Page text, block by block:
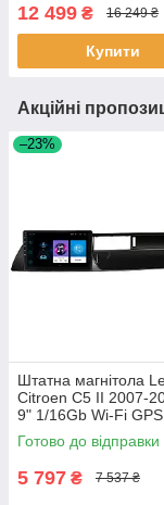
Prime IPS 8 ядер
6шт
12 499 ₴ 16 249 ₴
Купити
Акційні
–23%
Штатна магнітола
Citroen C5 II 2007-
9" 1/16Gb Wi-Fi
шт.
Готово до відправки
5 797 ₴ 7 537 ₴